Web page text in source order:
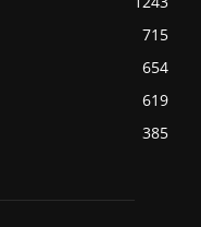
715
654
619
385